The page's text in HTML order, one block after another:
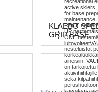
recreational
active skiers,
for base
maintenance.
RACE
UP
ONE
luitovoiteet
nesteluistot
aineisiin.
on tarkoitettu
sekä
käytettynä
KLAEBO
GRIP BASE